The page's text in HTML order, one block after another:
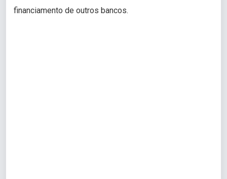
financiamento de outros bancos.